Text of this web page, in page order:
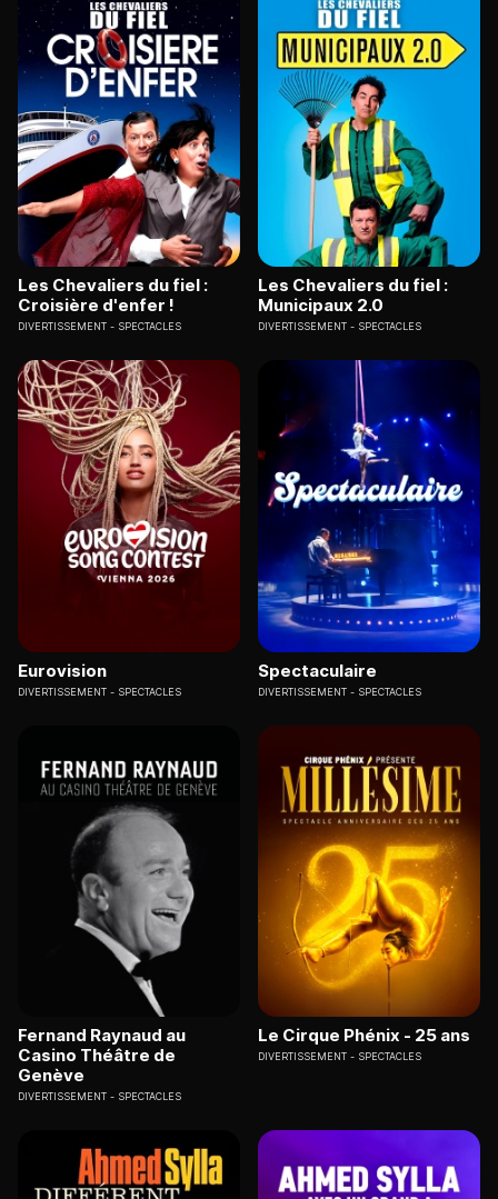
Les Chevaliers du fiel :
Croisière d'enfer !
DIVERTISSEMENT SPECTACLES
Les Chevaliers du fiel :
Municipaux 2.0
DIVERTISSEMENT SPECTACLES
Eurovision
DIVERTISSEMENT SPECTACLES
Spectaculaire
DIVERTISSEMENT SPECTACLES
Fernand Raynaud au
Casino Théâtre de
Genève
DIVERTISSEMENT SPECTACLES
Le Cirque Phénix - 25 ans
DIVERTISSEMENT SPECTACLES